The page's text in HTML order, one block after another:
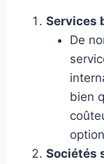
Services
De
bien
Sociétés